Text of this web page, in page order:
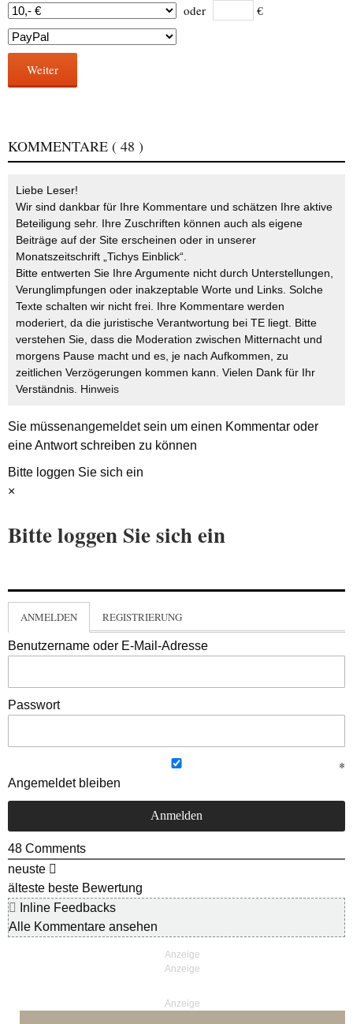
oder €
Weiter
KOMMENTARE ( 48 )
Liebe Leser!
Wir sind dankbar für Ihre Kommentare und schätzen Ihre aktive
Beteiligung sehr. Ihre Zuschriften können auch als eigene
Beiträge auf der Site erscheinen oder in unserer
Monatszeitschrift „Tichys Einblick“.
Bitte entwerten Sie Ihre Argumente nicht durch Unterstellungen,
Verunglimpfungen oder inakzeptable Worte und Links. Solche
Texte schalten wir nicht frei. Ihre Kommentare werden
moderiert, da die juristische Verantwortung bei TE liegt. Bitte
verstehen Sie, dass die Moderation zwischen Mitternacht und
morgens Pause macht und es, je nach Aufkommen, zu
zeitlichen Verzögerungen kommen kann. Vielen Dank für Ihr
Verständnis. Hinweis
Sie müssenangemeldetsein um einen Kommentar oder
eine Antwort schreiben zu können
Bitte loggen Sie sich ein
×
Bitte loggen Sie sich ein
ANMELDEN REGISTRIERUNG
Benutzername oder E-Mail-Adresse
Passwort
Angemeldet bleiben
48 Comments
neuste
älteste beste Bewertung
Inline Feedbacks
Alle Kommentare ansehen
Anzeige